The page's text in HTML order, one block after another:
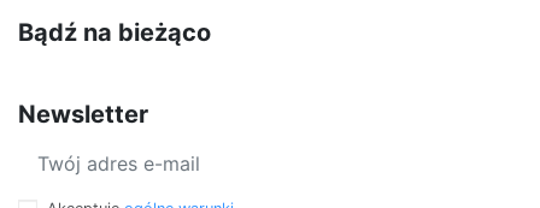
Bądź na bieżąco
Newsletter